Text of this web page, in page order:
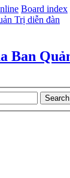
Board index
Trị diễn đàn
Ban
Search